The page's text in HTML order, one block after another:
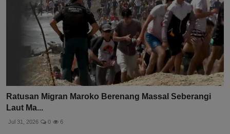
Ratusan Migran Maroko Berenang Massal Seberangi
Laut Ma...
Jul 31, 2026 0 6